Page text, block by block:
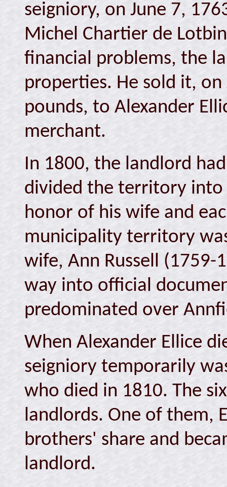
seigniory, on June 7,
Michel Chartier de
financial problems, the
properties. He sold it,
pounds, to Alexander
merchant.
In 1800, the landlord
divided the territory into
honor of his wife and
municipality territory
wife, Ann Russell (1759-
way into official
predominated over
When Alexander Ellice
seigniory temporarily
who died in 1810. The
landlords. One of them,
brothers' share and
landlord.